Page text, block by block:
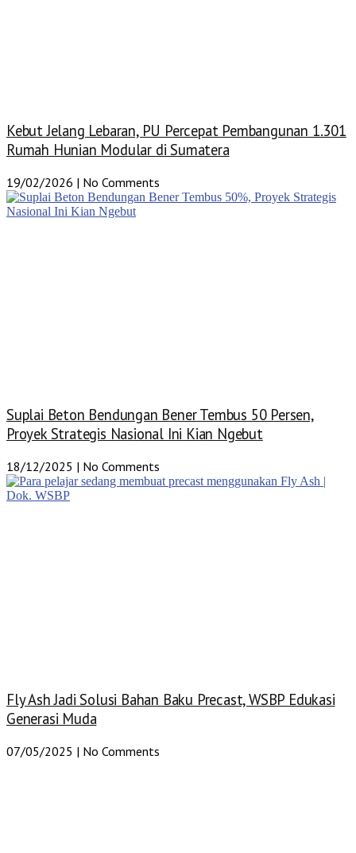
Kebut Jelang Lebaran, PU Percepat Pembangunan 1.301
Rumah Hunian Modular di Sumatera
19/02/2026 No Comments
Suplai Beton Bendungan Bener Tembus 50 Persen,
Proyek Strategis Nasional Ini Kian Ngebut
18/12/2025 No Comments
Fly Ash Jadi Solusi Bahan Baku Precast, WSBP Edukasi
Generasi Muda
07/05/2025 No Comments